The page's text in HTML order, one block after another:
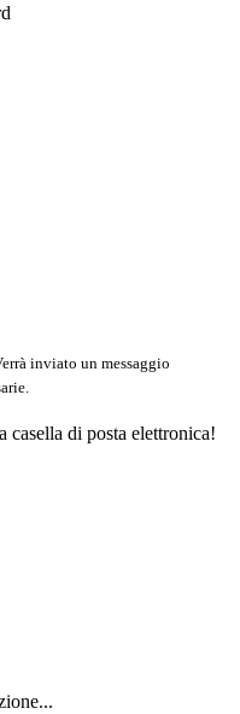
inviato un messaggio
casella di posta elettronica!